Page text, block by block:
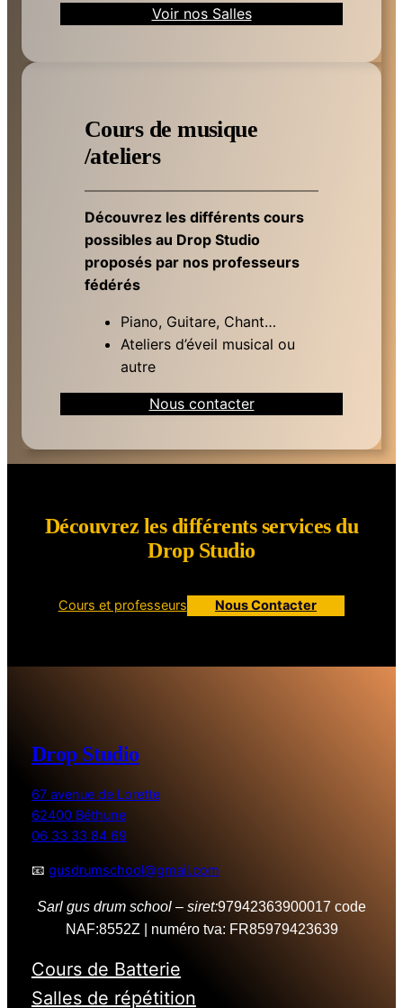
Voir nos Salles
Cours de musique
/ateliers
Découvrez les différents cours
possibles au Drop Studio
proposés par nos professeurs
fédérés
Piano, Guitare, Chant…
Ateliers d’éveil musical ou
autre
Nous contacter
Découvrez les différents services du
Drop Studio
Cours et professeurs Nous Contacter
Drop Studio
67 avenue de Lorette
62400 Béthune
06 33 33 84 69
📧 gusdrumschool@gmail.com
Sarl gus drum school – siret:97942363900017 code
NAF:8552Z | numéro tva: FR85979423639
Cours de Batterie
Salles de répétition